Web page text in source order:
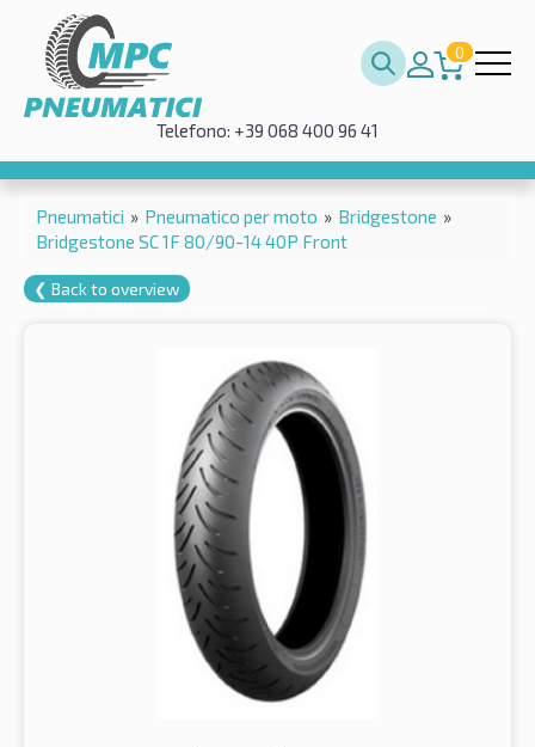
0
Telefono: +39 068 400 96 41
Pneumatici » Pneumatico per moto » Bridgestone »
Bridgestone SC 1F 80/90-14 40P Front
❮ Back to overview